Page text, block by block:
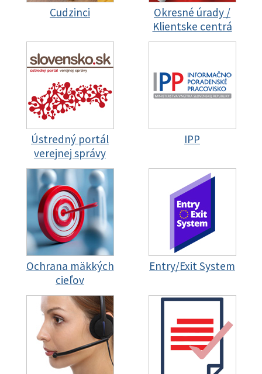
Cudzinci
Okresné úrady /
Klientske centrá
Ústredný portál
verejnej správy
IPP
Ochrana mäkkých
cieľov
Entry/Exit System